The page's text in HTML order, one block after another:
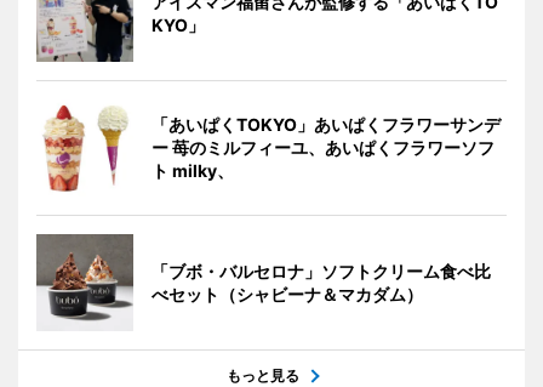
KYO」
「あいぱくTOKYO」あいぱくフラワーサンデ
ー 苺のミルフィーユ、あいぱくフラワーソフ
ト milky、
「ブボ・バルセロナ」ソフトクリーム食べ比
べセット（シャビーナ＆マカダム）
もっと見る